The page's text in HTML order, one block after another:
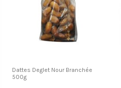
Dattes Deglet Nour Branchée
500g